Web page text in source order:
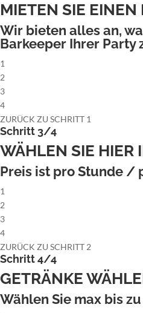
MIETEN SIE
Wir bieten alles an,
Barkeeper Ihrer Party
1
2
3
4
ZURÜCK ZU SCHRITT 1
Schritt 3/4
WÄHLEN SIE HIER
Preis ist pro Stunde /
1
2
3
4
ZURÜCK ZU SCHRITT 2
Schritt 4/4
GETRÄNKE
Wählen Sie max bis zu